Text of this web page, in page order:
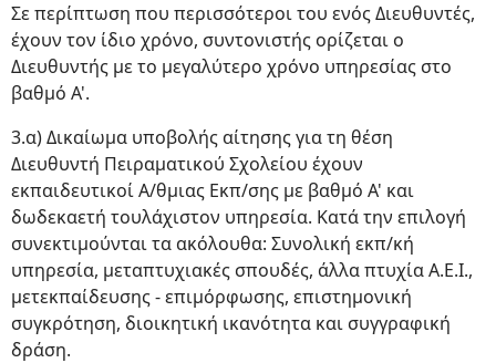
Σε περίπτωση που περισσότεροι του ενός Διευθυντές,
έχουν τον ίδιο χρόνο, συντονιστής ορίζεται ο
Διευθυντής με το μεγαλύτερο χρόνο υπηρεσίας στο
βαθμό Α'.
3.α) Δικαίωμα υποβολής αίτησης για τη θέση
Διευθυντή Πειραματικού Σχολείου έχουν
εκπαιδευτικοί Α/θμιας Εκπ/σης με βαθμό Α' και
δωδεκαετή τουλάχιστον υπηρεσία. Κατά την επιλογή
συνεκτιμούνται τα ακόλουθα: Συνολική εκπ/κή
υπηρεσία, μεταπτυχιακές σπουδές, άλλα πτυχία Α.Ε.Ι.,
μετεκπαίδευσης - επιμόρφωσης, επιστημονική
συγκρότηση, διοικητική ικανότητα και συγγραφική
δράση.